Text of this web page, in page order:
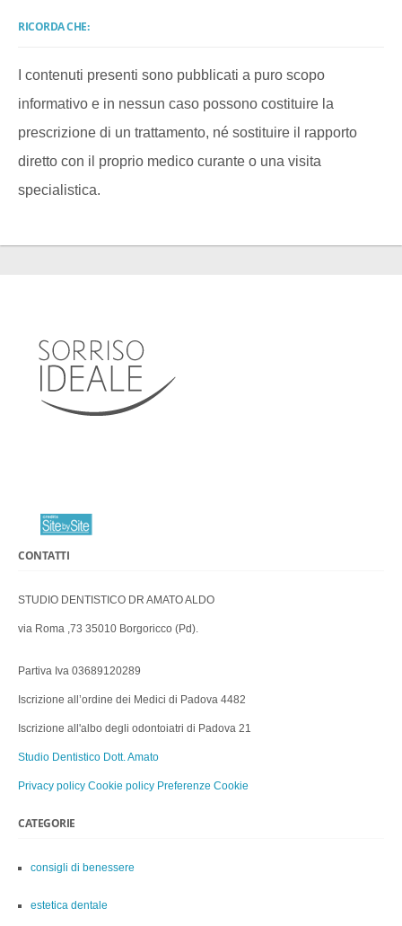
RICORDA CHE:
I contenuti presenti sono pubblicati a puro scopo
informativo e in nessun caso possono costituire la
prescrizione di un trattamento, né sostituire il rapporto
diretto con il proprio medico curante o una visita
specialistica.
CONTATTI
STUDIO DENTISTICO DR AMATO ALDO
via Roma ,73 35010 Borgoricco (Pd).
Partiva Iva 03689120289
Iscrizione all’ordine dei Medici di Padova 4482
Iscrizione all'albo degli odontoiatri di Padova 21
Studio Dentistico Dott. Amato
Privacy policy Cookie policy Preferenze Cookie
CATEGORIE
consigli di benessere
estetica dentale